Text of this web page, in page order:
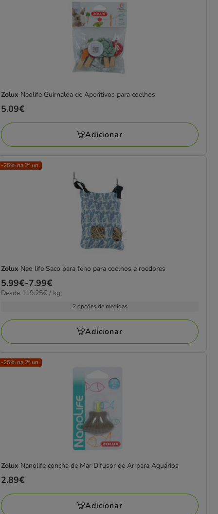
Zolux Neolife Guirnalda de Aperitivos para coelhos
Preço
5.09€
5.09€
Adicionar
-25% na 2ª un.
Zolux Neo life Saco para feno para coelhos e roedores
Preço
de
7.99€
5.99€-7.99€
119.25€
Desde 119.25€ / kg
2 opções de medidas
Adicionar
-25% na 2ª un.
Zolux Nanolife concha de Mar Difusor de Ar para Aquários
Preço
2.89€
2.89€
Adicionar